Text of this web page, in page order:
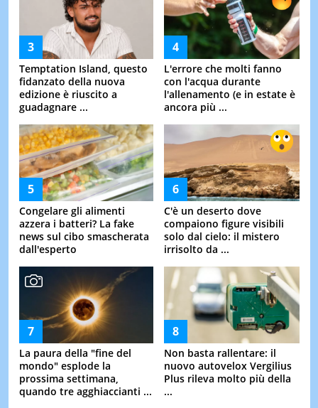
Temptation Island, questo
fidanzato della nuova
edizione è riuscito a
guadagnare ...
L'errore che molti fanno
con l'acqua durante
l'allenamento (e in estate è
ancora più ...
Congelare gli alimenti
azzera i batteri? La fake
news sul cibo smascherata
dall'esperto
C'è un deserto dove
compaiono figure visibili
solo dal cielo: il mistero
irrisolto da ...
La paura della "fine del
mondo" esplode la
prossima settimana,
quando tre agghiaccianti ...
Non basta rallentare: il
nuovo autovelox Vergilius
Plus rileva molto più della
...